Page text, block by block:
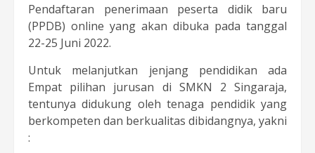
Pendaftaran penerimaan peserta didik baru
(PPDB) online yang akan dibuka pada tanggal
22-25 Juni 2022.
Untuk melanjutkan jenjang pendidikan ada
Empat pilihan jurusan di SMKN 2 Singaraja,
tentunya didukung oleh tenaga pendidik yang
berkompeten dan berkualitas dibidangnya, yakni
: